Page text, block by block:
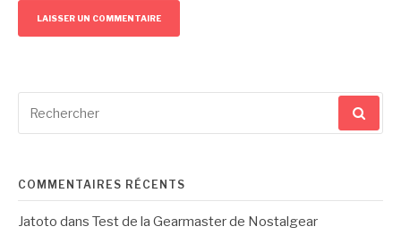
pour
COMMENTAIRES RÉCENTS
Jatoto dans Test de la Gearmaster de Nostalgear